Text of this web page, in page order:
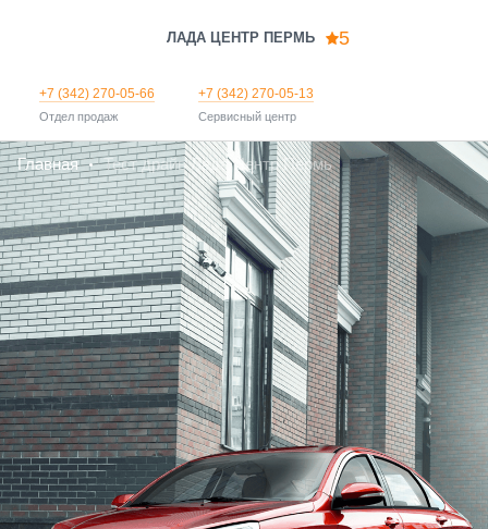
ЛАДА ЦЕНТР ПЕРМЬ 5
+7 (342) 270-05-66
Отдел продаж
+7 (342) 270-05-13
Сервисный центр
Главная Тест драйв Лада Центр Пермь